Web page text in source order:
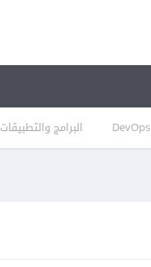
DevOps البرامج والتطبيقات